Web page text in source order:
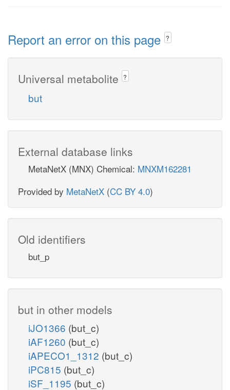
Report an error on this page ?
Universal metabolite ?
but
External database links
MetaNetX (MNX) Chemical: MNXM162281
Provided by MetaNetX (CC BY 4.0)
Old identifiers
but_p
but in other models
iJO1366 (but_c)
iAF1260 (but_c)
iAPECO1_1312 (but_c)
iPC815 (but_c)
iSF_1195 (but_c)